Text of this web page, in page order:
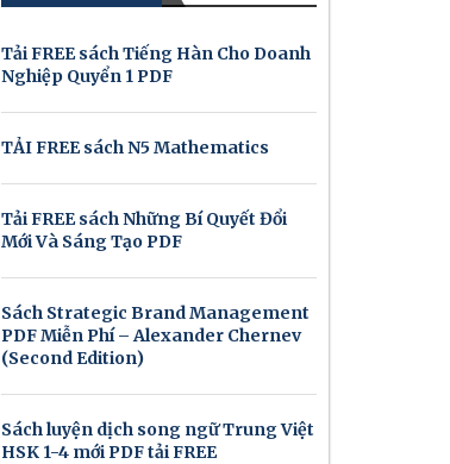
Tải FREE sách Tiếng Hàn Cho Doanh
Nghiệp Quyển 1 PDF
TẢI FREE sách N5 Mathematics
Tải FREE sách Những Bí Quyết Đổi
Mới Và Sáng Tạo PDF
Sách Strategic Brand Management
PDF Miễn Phí – Alexander Chernev
(Second Edition)
Sách luyện dịch song ngữ Trung Việt
HSK 1-4 mới PDF tải FREE